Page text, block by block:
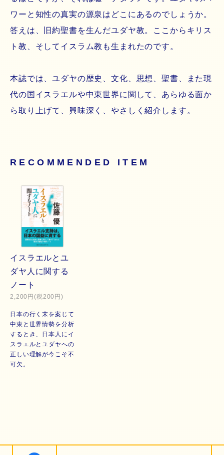
ワーと知性の真実の源泉はどこにあるのでしょうか。
答えは、旧約聖書を生んだユダヤ教。ここからキリス
ト教、そしてイスラム教も生まれたのです。
本誌では、ユダヤの歴史、文化、思想、聖書、また現
代の国イスラエルや中東世界に関して、あらゆる面か
ら取り上げて、興味深く、やさしく紹介します。
RECOMMENDED ITEM
イスラエルとユ
ダヤ人に関する
ノート
2,200円(税200円)
日本の行く末を案じて
中東と世界情勢を分析
するとき、日本人にイ
スラエルとユダヤへの
正しい理解が今こそ不
可欠。